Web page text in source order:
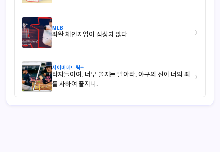
MLB
좌완 체인지업이 심상치 않다 ›
세이버메트릭스
타자들이여, 너무 쫄지는 말아라. 야구의 신이 너의 죄
를 사하여 줄지니.
›